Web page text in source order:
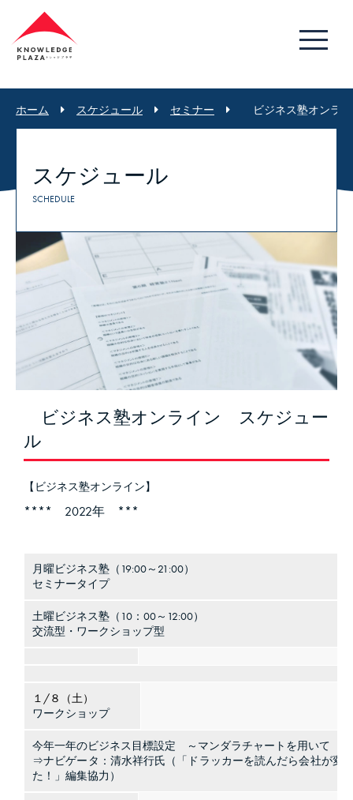
ホーム スケジュール セミナー ビジネス塾オンラ
スケジュール
SCHEDULE
ビジネス塾オンライン スケジュー
ル
【ビジネス塾オンライン】
**** 2022年 ***
月曜ビジネス塾（19:00～21:00）
セミナータイプ
土曜ビジネス塾（10：00～12:00）
交流型・ワークショップ型
１/８（土）
ワークショップ
今年一年のビジネス目標設定 ～マンダラチャートを用いて
⇒ナビゲータ：清水祥行氏（「ドラッカーを読んだら会社が変
た！」編集協力）